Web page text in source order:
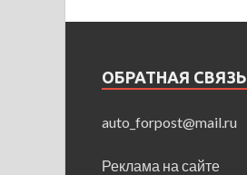
ОБРАТНАЯ СВЯЗЬ
auto_forpost@mail.ru
Реклама на сайте